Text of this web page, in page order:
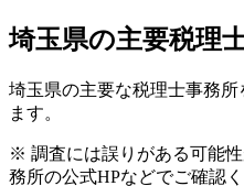
埼玉県の主要税理
埼玉県の主要な税理士事務
ます。
※ 調査には誤りがある可能
務所の公式HPなどでご確認く